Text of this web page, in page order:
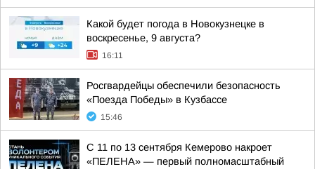
Какой будет погода в Новокузнецке в
воскресенье, 9 августа?
16:11
Росгвардейцы обеспечили безопасность
«Поезда Победы» в Кузбассе
15:46
С 11 по 13 сентября Кемерово накроет
«ПЕЛЕНА» — первый полномасштабный